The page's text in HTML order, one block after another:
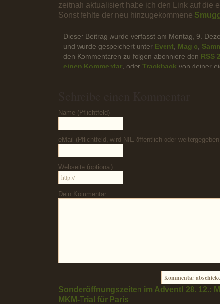
zeitnah aktualisiert habe ich den Link auf die
Sonst fehlte der neu hinzugekommene
Dieser Beitrag wurde verfasst am Montag, 9.
und wurde gespeichert unter Event, Magic,
den Kommentaren zu folgen abonniere den RSS
einen Kommentar, oder Trackback von deiner
Name (Pflichtfeld)
eMail (Pflichtfeld, wird NIE öffentlich oder
Webseite (optional)
Dein Kommentar:
Sonderöffnungszeiten im Advent! 28. 12.:
MKM-Trial für Paris